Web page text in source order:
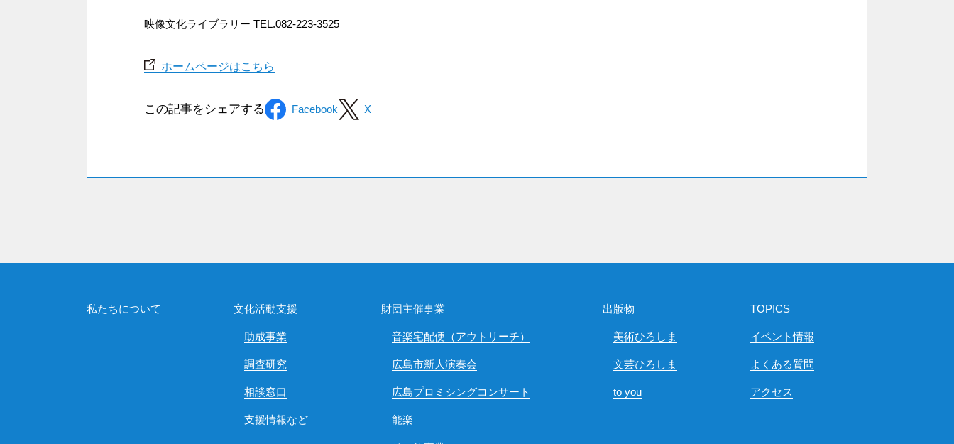
映像文化ライブラリー TEL.082-223-3525
ホームページはこちら
私たちについて 文化活動支援
助成事業
調査研究
相談窓口
支援情報など
財団主催事業
音楽宅配便（アウトリーチ）
広島市新人演奏会
広島プロミシングコンサート
能楽
出版物
美術ひろしま
文芸ひろしま
to you
TOPICS
イベント情報
よくある質問
アクセス